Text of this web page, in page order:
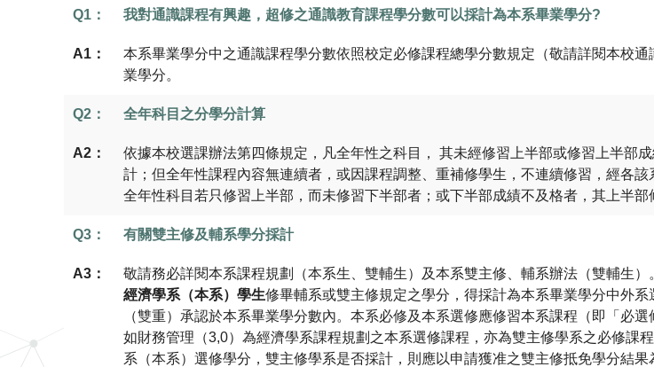
Q1： 我對通識課程有興趣，超修之通識教育課程學分數可以採計為本系畢業學分?
A1：
本系畢業學分中之通識課程學分數依照校定必修課程總學分數規定（敬請詳閱本校
業學分。
Q2： 全年科目之分學分計算
A2：
依據本校選課辦法第四條規定，凡全年性之科目， 其未經修習上半部或修習上半部
計；但全年性課程內容無連續者，或因課程調整、重補修學生，不連續修習，經各該
全年性科目若只修習上半部，而未修習下半部者；或下半部成績不及格者，其上半部
Q3： 有關雙主修及輔系學分採計
A3：
敬請務必詳閱本系課程規劃（本系生、雙輔生）及本系雙主修、輔系辦法（雙輔生）
經濟學系（本系）學生修畢輔系或雙主修規定之學分，得採計為本系畢業學分中外
（雙重）承認於本系畢業學分數內。本系必修及本系選修應修習本系課程（即「必
如財務管理（3,0）為經濟學系課程規劃之本系選修課程，亦為雙主修學系之必修課
系（本系）選修學分，雙主修學系是否採計，則應以申請獲准之雙主修抵免學分結果